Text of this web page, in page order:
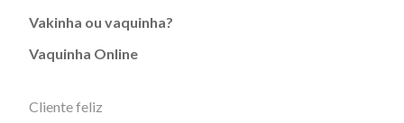
Vakinha ou vaquinha?
Vaquinha Online
Cliente feliz